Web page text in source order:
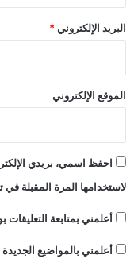
البريد الإلكتروني *
الموقع الإلكتروني
احفظ اسمي، بريدي
لاستخدامها المرة المقبلة في
أعلمني بمتابعة التعليقات
أعلمني بالمواضيع